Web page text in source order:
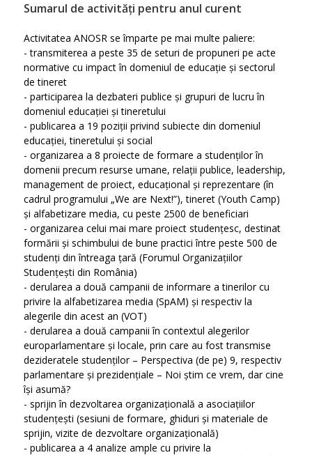
Sumarul de activități pentru anul curent
Activitatea ANOSR se împarte pe mai multe paliere:
- transmiterea a peste 35 de seturi de propuneri pe acte
normative cu impact în domeniul de educație și sectorul
de tineret
- participarea la dezbateri publice și grupuri de lucru în
domeniul educației și tineretului
- publicarea a 19 poziții privind subiecte din domeniul
educației, tineretului și social
- organizarea a 8 proiecte de formare a studenților în
domenii precum resurse umane, relații publice, leadership,
management de proiect, educațional și reprezentare (în
cadrul programului „We are Next!”), tineret (Youth Camp)
și alfabetizare media, cu peste 2500 de beneficiari
- organizarea celui mai mare proiect studențesc, destinat
formării și schimbului de bune practici între peste 500 de
studenți din întreaga țară (Forumul Organizațiilor
Studențești din România)
- derularea a două campanii de informare a tinerilor cu
privire la alfabetizarea media (SpAM) și respectiv la
alegerile din acest an (VOT)
- derularea a două campanii în contextul alegerilor
europarlamentare și locale, prin care au fost transmise
dezideratele studenților – Perspectiva (de pe) 9, respectiv
parlamentare și prezidențiale – Noi știm ce vrem, dar cine
își asumă?
- sprijin în dezvoltarea organizațională a asociațiilor
studențești (sesiuni de formare, ghiduri și materiale de
sprijin, vizite de dezvoltare organizațională)
- publicarea a 4 analize ample cu privire la